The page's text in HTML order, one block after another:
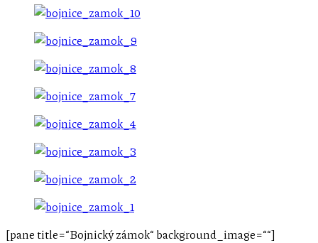
[pane title=“Bojnický zámok“ background_image=““]